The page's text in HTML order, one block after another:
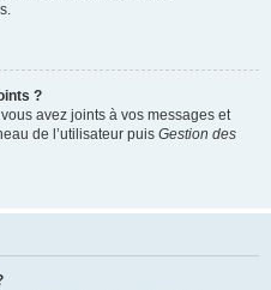
?
avez joints à vos messages et
de l’utilisateur puis Gestion des